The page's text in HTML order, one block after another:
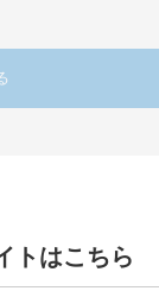
トはこちら